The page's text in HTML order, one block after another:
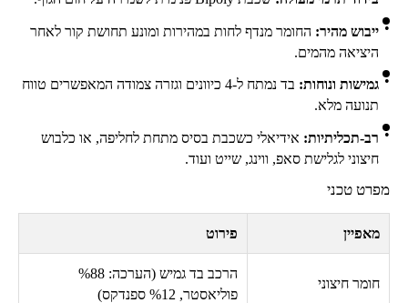
ייבוש מהיר: החומר מנדף לחות במהירות ומונע תחושת קור לאחר
היציאה מהמים.
גמישות ונוחות:
בד נמתח ל-4 כיוונים וגזרה צמודה המאפשרים טווח
תנועה מלא.
רב-תכליתיות: אידיאלי כשכבת בסיס מתחת לחליפה, או כלבוש
חיצוני לגלישת סאפ, ווינג, שייט ועוד.
מפרט טכני
מאפיין פירוט
חומר חיצוני
הרכב בד גמיש (הערכה: 88
%
פוליאסטר, 12% ספנדקס)